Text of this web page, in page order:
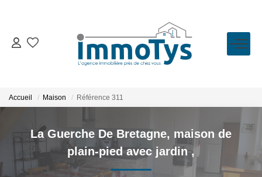
VENTE
LOCATION
ESTIMATION
BIENS VENDUS
Accueil Maison Référence 311
La Guerche De Bretagne, maison de
plain-pied avec jardin,